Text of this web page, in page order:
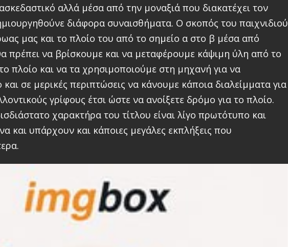
αλλά μέσα από την μοναξιά που διακατέχει τον
διάφορα συναισθήματα. Ο σκοπός του παιχνιδιού
μας και το πλοίο του από το σημείο α στο β μέσα από
πρέπει να βρίσκουμε και να μεταφέρουμε κάψιμη ύλη από το
πλοίο και να τα χρησιμοποιούμε στη μηχανή για να
σε μερικές περιπτώσεις να κάνουμε κάποια διαλείμματα για
γρίφους έτσι ώστε να ανοίξετε δρόμο για το πλοίο.
χαρακτήρα του τίτλου είναι λίγο πρωτότυπο και
και υπάρχουν και κάποιες μεγάλες εκπλήξεις που